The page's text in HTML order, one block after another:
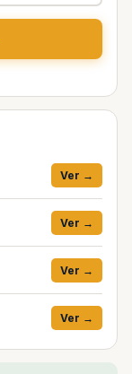
Ver →
Ver →
Ver →
Ver →